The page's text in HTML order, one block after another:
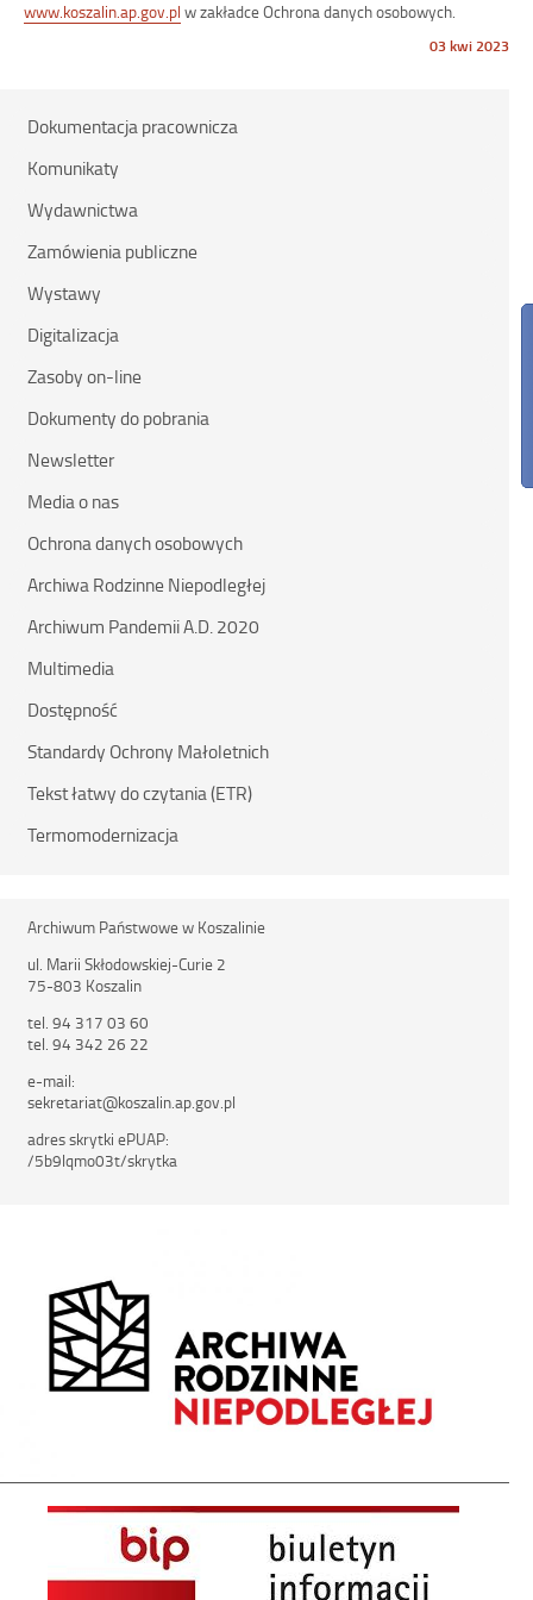
www.koszalin.ap.gov.pl w zakładce Ochrona danych osobowych.
Opublikowano
03 kwi 2023
Dokumentacja pracownicza
Komunikaty
Wydawnictwa
Zamówienia publiczne
Wystawy
Digitalizacja
Zasoby on-line
Dokumenty do pobrania
Newsletter
Media o nas
Ochrona danych osobowych
Archiwa Rodzinne Niepodległej
Archiwum Pandemii A.D. 2020
Multimedia
Dostępność
Standardy Ochrony Małoletnich
Tekst łatwy do czytania (ETR)
Termomodernizacja
Archiwum Państwowe w Koszalinie
ul. Marii Skłodowskiej-Curie 2
75-803 Koszalin
tel. 94 317 03 60
tel. 94 342 26 22
e-mail:
sekretariat@koszalin.ap.gov.pl
adres skrytki ePUAP:
/5b9lqmo03t/skrytka